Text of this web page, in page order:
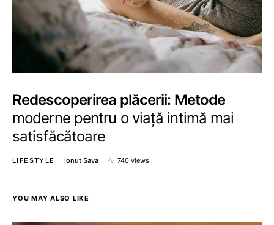
Redescoperirea plăcerii: Metode
moderne pentru o viață intimă mai
satisfăcătoare
LIFESTYLE Ionut Sava 740 views
YOU MAY ALSO LIKE